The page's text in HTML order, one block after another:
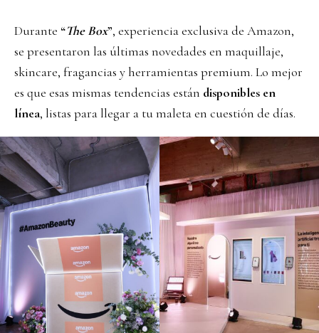
Durante “The Box”, experiencia exclusiva de Amazon,
se presentaron las últimas novedades en maquillaje,
skincare, fragancias y herramientas premium. Lo mejor
es que esas mismas tendencias están disponibles en
línea, listas para llegar a tu maleta en cuestión de días.